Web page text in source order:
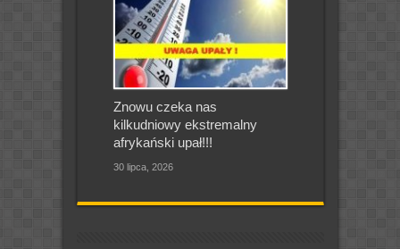
Znowu czeka nas
kilkudniowy ekstremalny
afrykański upał!!!
30 lipca, 2026